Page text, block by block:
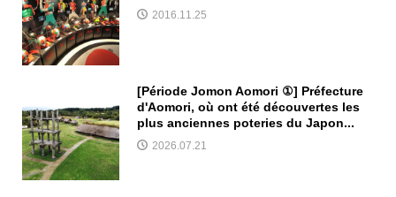
2016.11.25
[Période Jomon Aomori ①] Préfecture
d'Aomori, où ont été découvertes les
plus anciennes poteries du Japon...
2026.07.21